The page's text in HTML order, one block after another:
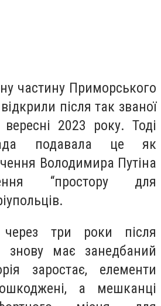
частину Приморського
після так званої
вересні 2023 року. Тоді
подавала це як
Володимира Путіна
“простору для
три роки після
знову має занедбаний
заростає, елементи
а мешканці